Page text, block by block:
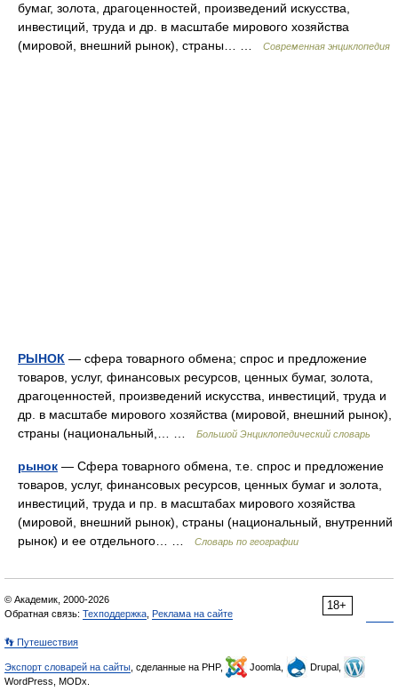
бумаг, золота, драгоценностей, произведений искусства,
инвестиций, труда и др. в масштабе мирового хозяйства
(мировой, внешний рынок), страны… …
Современная энциклопедия
РЫНОК — сфера товарного обмена; спрос и предложение
товаров, услуг, финансовых ресурсов, ценных бумаг, золота,
драгоценностей, произведений искусства, инвестиций, труда и
др. в масштабе мирового хозяйства (мировой, внешний рынок),
страны (национальный,… …
Большой Энциклопедический словарь
рынок — Сфера товарного обмена, т.е. спрос и предложение
товаров, услуг, финансовых ресурсов, ценных бумаг и золота,
инвестиций, труда и пр. в масштабах мирового хозяйства
(мировой, внешний рынок), страны (национальный, внутренний
рынок) и ее отдельного… …
Словарь по географии
18+
© Академик, 2000-2026
Обратная связь: Техподдержка Реклама на сайте
👣 Путешествия
Экспорт словарей на сайты , сделанные на PHP, Joomla,
Drupal,
WordPress, MODx.